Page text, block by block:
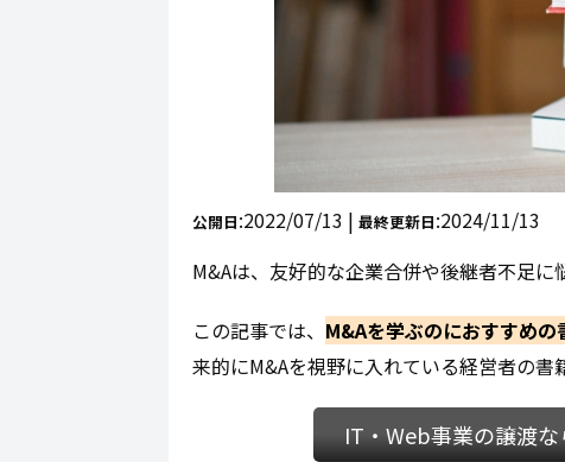
公開日:2022/07/13 | 最終更新日:2024/11/13
M&Aは、友好的な企業合併や後継者不足に
この記事では、 M&Aを学ぶのにおすすめ
来的にM&Aを視野に入れている経営者の書
IT・Web事業の譲渡